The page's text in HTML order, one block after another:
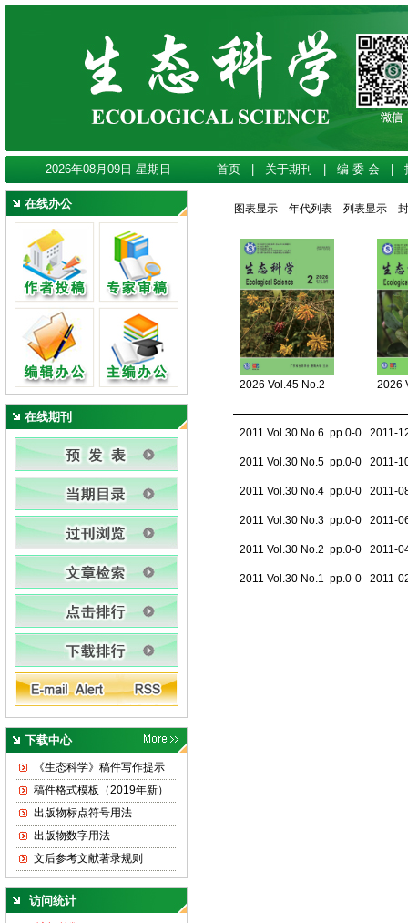
2026年08月09日 星期日 首页 关于期刊 编 委 会
在线办公
在线期刊
下载中心
《生态科学》稿件写作提示
稿件格式模板（2019年新）
出版物标点符号用法
出版物数字用法
文后参考文献著录规则
访问统计
图表显示 年代列表 列表显示
2026 Vol.45 No.2 2026
2011 Vol.30 No.6 pp.0-0 2011-
2011 Vol.30 No.5 pp.0-0 2011-
2011 Vol.30 No.4 pp.0-0 2011-
2011 Vol.30 No.3 pp.0-0 2011-
2011 Vol.30 No.2 pp.0-0 2011-
2011 Vol.30 No.1 pp.0-0 2011-